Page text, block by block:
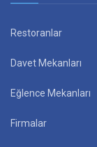
Restoranlar
Davet Mekanları
Eğlence Mekanları
Firmalar